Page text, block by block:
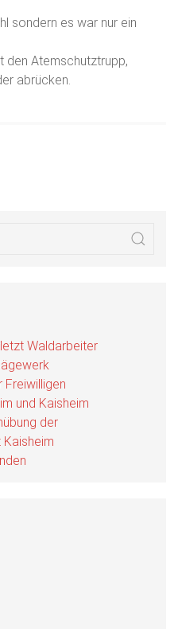
sondern es war nur ein
den Atemschutztrupp,
abrücken.
Waldarbeiter
Freiwilligen
und Kaisheim
der